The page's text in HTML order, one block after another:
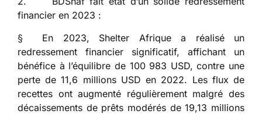
financier en 2023 :
§ En 2023, Shelter Afrique a réalisé un
redressement financier significatif, affichant un
bénéfice à l’équilibre de 100 983 USD, contre une
perte de 11,6 millions USD en 2022. Les flux de
recettes ont augmenté régulièrement malgré des
décaissements de prêts modérés de 19,13 millions